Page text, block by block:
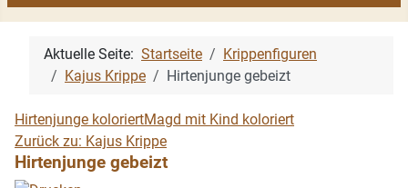
Aktuelle Seite: Startseite
Krippenfiguren
Kajus Krippe
Hirtenjunge gebeizt
Hirtenjunge koloriertMagd mit Kind koloriert
Zurück zu: Kajus Krippe
Hirtenjunge gebeizt